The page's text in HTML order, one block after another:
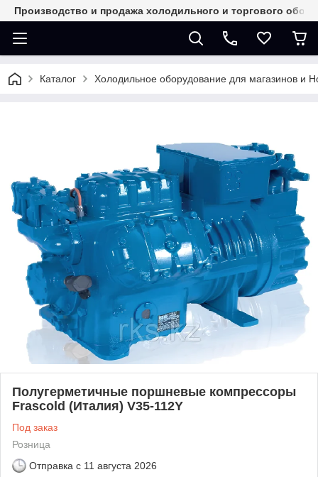
Производство и продажа холодильного и торгового
Каталог Холодильное оборудование для магазинов и
Полугерметичные поршневые компрессоры
Frascold (Италия) V35-112Y
Под заказ
Розница
Отправка с 11 августа 2026